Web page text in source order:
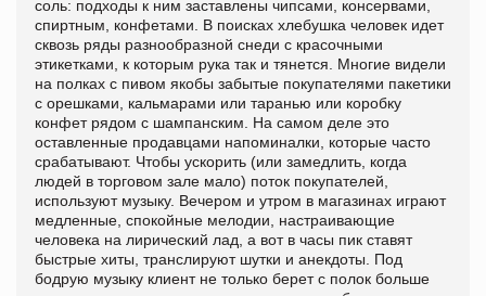
соль: подходы к ним заставлены чипсами, консервами,
спиртным, конфетами. В поисках хлебушка человек идет
сквозь ряды разнообразной снеди с красочными
этикетками, к которым рука так и тянется. Многие видели
на полках с пивом якобы забытые покупателями пакетики
с орешками, кальмарами или таранью или коробку
конфет рядом с шампанским. На самом деле это
оставленные продавцами напоминалки, которые часто
срабатывают. Чтобы ускорить (или замедлить, когда
людей в торговом зале мало) поток покупателей,
используют музыку. Вечером и утром в магазинах играют
медленные, спокойные мелодии, настраивающие
человека на лирический лад, а вот в часы пик ставят
быстрые хиты, транслируют шутки и анекдоты. Под
бодрую музыку клиент не только берет с полок больше